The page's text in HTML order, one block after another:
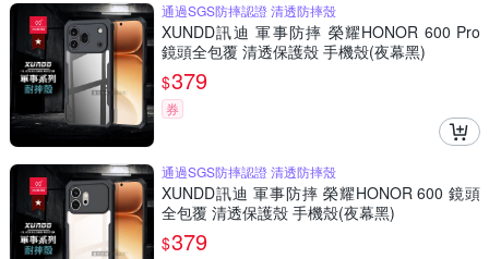
通過SGS防摔認證 清透防摔殼
XUNDD訊迪 軍事防摔 榮耀HONOR 600 Pro
鏡頭全包覆 清透保護殼 手機殼(夜幕黑)
$379
券
通過SGS防摔認證 清透防摔殼
XUNDD訊迪 軍事防摔 榮耀HONOR 600 鏡頭
全包覆 清透保護殼 手機殼(夜幕黑)
$379